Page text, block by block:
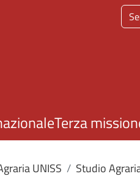
Terza
UNISS
Studio